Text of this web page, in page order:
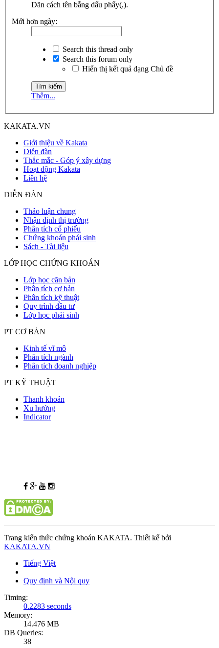
Dãn cách tên bằng dấu phẩy(,).
Mới hơn ngày:
Search this thread only
Search this forum only
Hiển thị kết quả dạng Chủ đề
Thêm...
KAKATA.VN
Giới thiệu về Kakata
Diễn đàn
Thắc mắc - Góp ý xây dựng
Hoạt động Kakata
Liên hệ
DIỄN ĐÀN
Thảo luận chung
Nhận định thị trường
Phân tích cổ phiếu
Chứng khoán phái sinh
Sách - Tài liệu
LỚP HỌC CHỨNG KHOÁN
Lớp học căn bản
Phân tích cơ bản
Phân tích kỹ thuật
Quy trình đầu tư
Lớp học phái sinh
PT CƠ BẢN
Kinh tế vĩ mô
Phân tích ngành
Phân tích doanh nghiệp
PT KỸ THUẬT
Thanh khoản
Xu hướng
Indicator
Trang kiến thức chứng khoán KAKATA. Thiết kế bởi
KAKATA.VN
Tiếng Việt
Quy định và Nội quy
Timing:
0.2283 seconds
Memory:
14.476 MB
DB Queries:
38